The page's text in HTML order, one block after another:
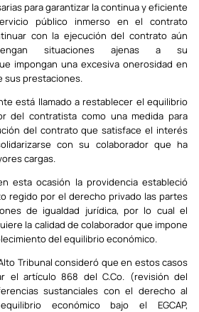
para garantizar la continua y eficiente
público inmerso en el contrato
con la ejecución del contrato aún
situaciones ajenas a su
impongan una excesiva onerosidad en
sus prestaciones.
está llamado a restablecer el equilibrio
del contratista como una medida para
del contrato que satisface el interés
con su colaborador que ha
cargas.
esta ocasión la providencia estableció
regido por el derecho privado las partes
de igualdad jurídica, por lo cual el
la calidad de colaborador que impone
del equilibrio económico.
Tribunal consideró que en estos casos
el artículo 868 del C.Co. (revisión del
sustanciales con el derecho al
económico bajo el EGCAP,